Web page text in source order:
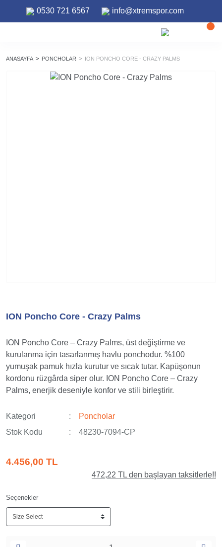
0530 721 6567 info@xtremspor.com
ANASAYFA PONCHOLAR ION PONCHO CORE - CRAZY PALMS
ION Poncho Core - Crazy Palms
ION Poncho Core – Crazy Palms, üst değiştirme ve
kurulanma için tasarlanmış havlu ponchodur. %100
yumuşak pamuk hızla kurutur ve sıcak tutar. Kapüşonun
kordonu rüzgârda siper olur. ION Poncho Core – Crazy
Palms, enerjik deseniyle konfor ve stili birleştirir.
Kategori
Poncholar
Stok Kodu
48230-7094-CP
4.456,00 TL
472,22 TL den başlayan taksitlerle!!
Seçenekler